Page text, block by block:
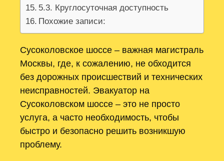
5.3. Круглосуточная доступность
Похожие записи:
Сусоколовское шоссе – важная магистраль
Москвы, где, к сожалению, не обходится
без дорожных происшествий и технических
неисправностей. Эвакуатор на
Сусоколовском шоссе – это не просто
услуга, а часто необходимость, чтобы
быстро и безопасно решить возникшую
проблему.